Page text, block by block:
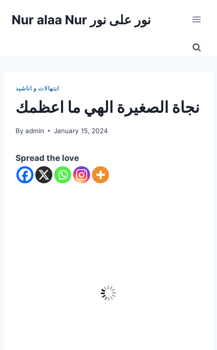
Nur alaa Nur نور على نور
ابتهالات و اناشيد
نجاة الصغيرة الهي ما اعظمك
By admin January 15, 2024
Spread the love